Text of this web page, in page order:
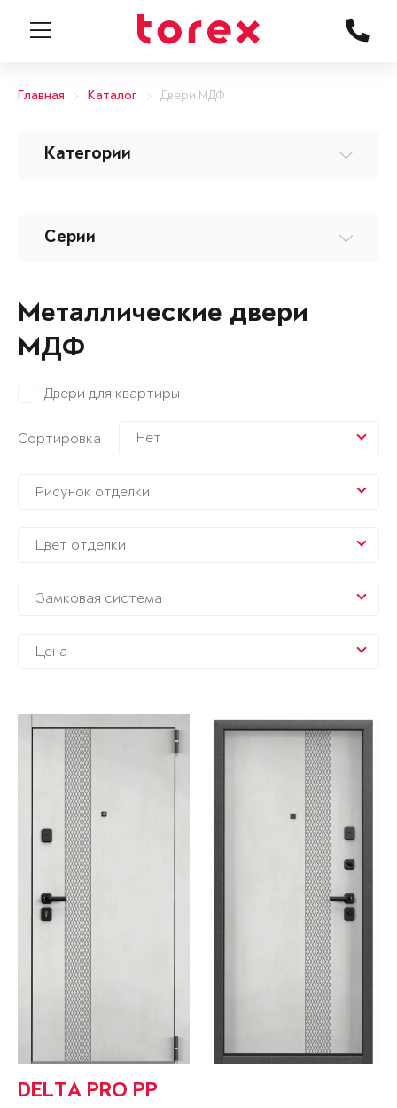
Главная Каталог Двери МДФ
Категории
Серии
Металлические двери
МДФ
Двери для квартиры
Сортировка Нет
Рисунок отделки
Цвет отделки
Замковая система
Цена
DELTA PRO PP